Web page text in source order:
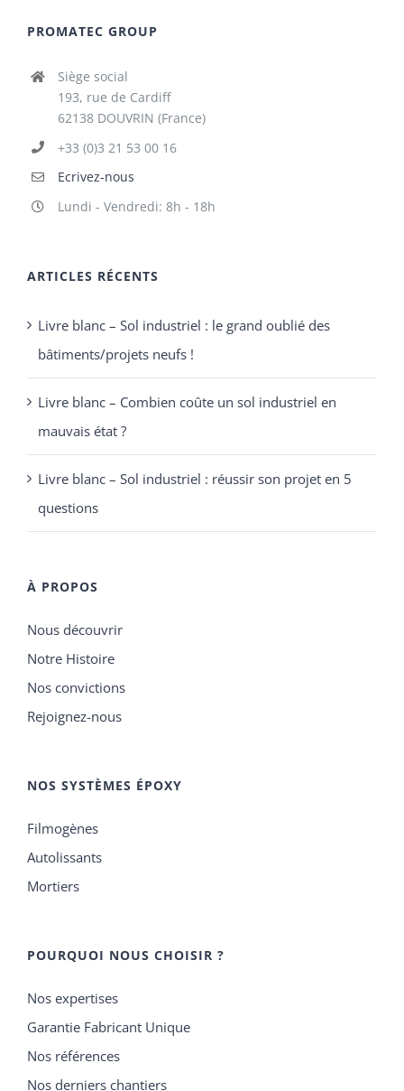
PROMATEC GROUP
Siège social
193, rue de Cardiff
62138 DOUVRIN (France)
+33 (0)3 21 53 00 16
Ecrivez-nous
Lundi - Vendredi: 8h - 18h
ARTICLES RÉCENTS
Livre blanc – Sol industriel : le grand oublié des
bâtiments/projets neufs !
Livre blanc – Combien coûte un sol industriel en
mauvais état ?
Livre blanc – Sol industriel : réussir son projet en 5
questions
À PROPOS
Nous découvrir
Notre Histoire
Nos convictions
Rejoignez-nous
NOS SYSTÈMES ÉPOXY
Filmogènes
Autolissants
Mortiers
POURQUOI NOUS CHOISIR ?
Nos expertises
Garantie Fabricant Unique
Nos références
Nos derniers chantiers